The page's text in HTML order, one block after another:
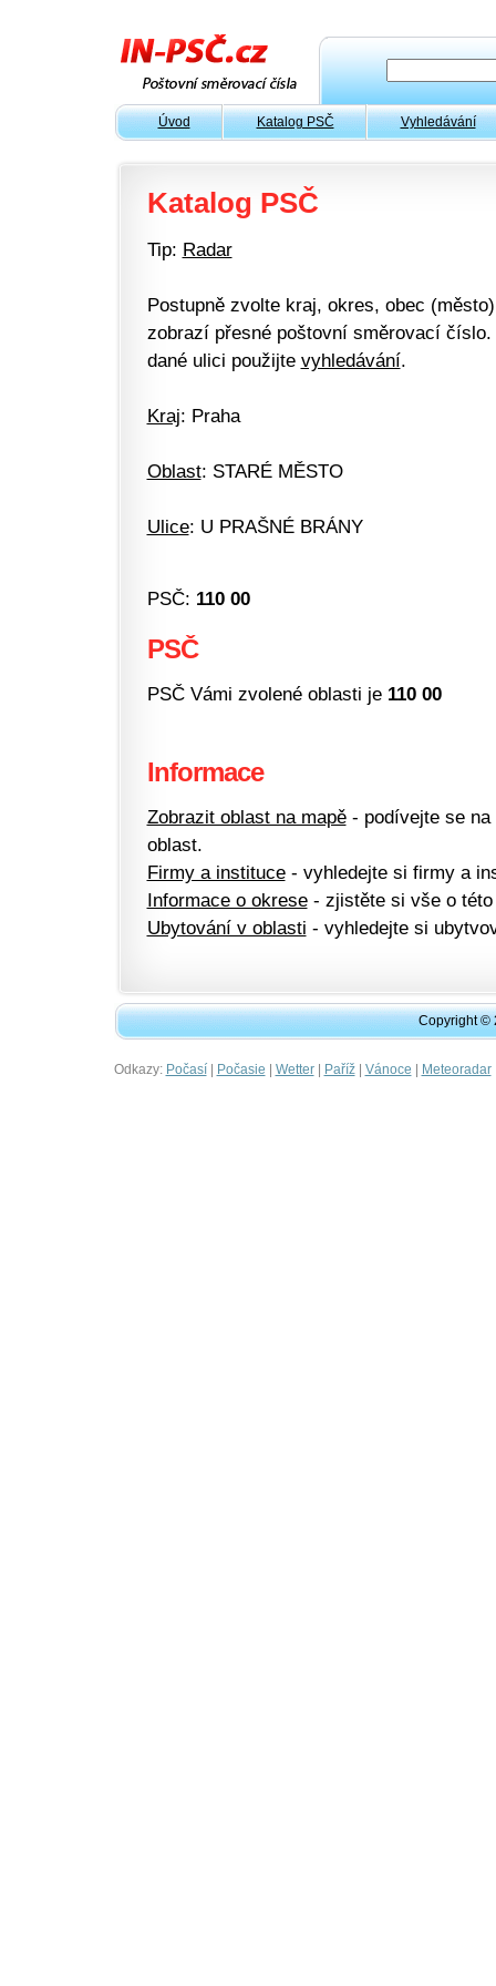
Úvod Katalog PSČ Vyhledávání
Katalog PSČ
Tip: Radar
Postupně zvolte kraj, okres, obec
zobrazí přesné poštovní směrovací
dané ulici použijte vyhledávání.
Kraj: Praha
Oblast: STARÉ MĚSTO
Ulice: U PRAŠNÉ BRÁNY
PSČ: 110 00
PSČ
PSČ Vámi zvolené oblasti je 110 00
Informace
Zobrazit oblast na mapě- podívejte se na
oblast.
Firmy a instituce- vyhledejte si firmy a
Informace o okrese- zjistěte si vše o této
Ubytování v oblasti - vyhledejte si
Copyright ©
Odkazy: Počasí| Počasie | Wetter| Paříž| Vánoce | Meteoradar